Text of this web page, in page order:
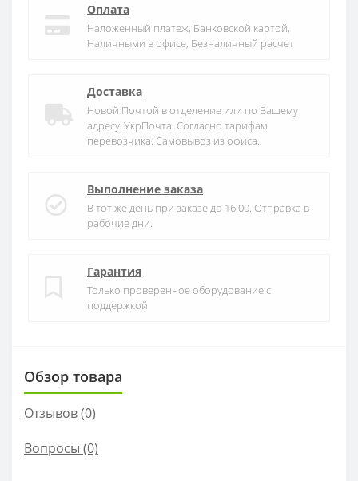
Оплата
Наложенный платеж, Банковской картой,
Наличными в офисе, Безналичный расчет
Доставка
Новой Почтой в отделение или по Вашему
адресу. УкрПочта. Согласно тарифам
перевозчика. Самовывоз из офиса.
Выполнение заказа
В тот же день при заказе до 16:00. Отправка в
рабочие дни.
Гарантия
Только проверенное оборудование с
поддержкой
Обзор товара
Отзывов (0)
Вопросы (0)